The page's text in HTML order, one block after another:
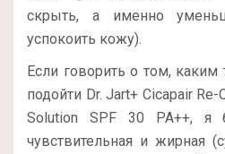
скрыть, а именно
успокоить кожу).
Если говорить о том,
подойти Dr. Jart+ Cicapair Re-
Solution SPF 30 PA++, я
чувствительная и жирная